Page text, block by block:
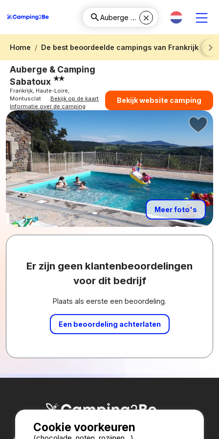
Home De best beoordeelde campings van Frankrijk
Next
Auberge & Camping
Sabatoux
Frankrijk, Haute-Loire,
Montusclat
Bekijk op de kaart
Informatie over de camping
Bekijk website camping
Meer foto's
Er zijn geen klantenbeoordelingen
voor dit bedrijf
Plaats als eerste een beoordeling.
Een beoordeling achterlaten
Cookie voorkeuren